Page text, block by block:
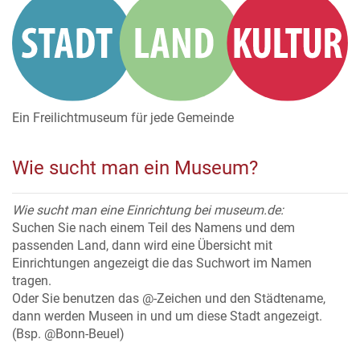
Ein Freilichtmuseum für jede Gemeinde
Wie sucht man ein Museum?
Wie sucht man eine Einrichtung bei museum.de:
Suchen Sie nach einem Teil des Namens und dem
passenden Land, dann wird eine Übersicht mit
Einrichtungen angezeigt die das Suchwort im Namen
tragen.
Oder Sie benutzen das @-Zeichen und den Städtename,
dann werden Museen in und um diese Stadt angezeigt.
(Bsp. @Bonn-Beuel)